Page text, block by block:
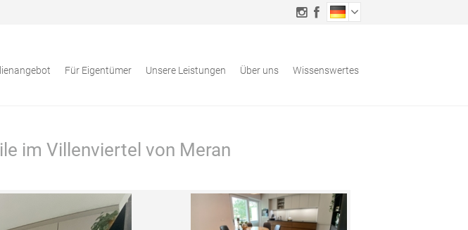
Für Eigentümer Unsere Leistungen Über uns Wissenswertes
im Villenviertel von Meran